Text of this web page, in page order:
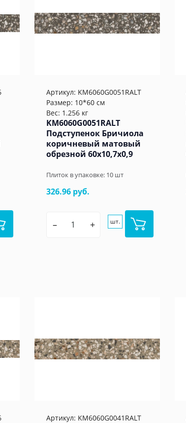
Артикул: KM6060G0051RALT
Размер: 10*60 см
Вес: 1.256 кг
KM6060G0051RALT
Подступенок Бричиола
коричневый матовый
обрезной 60x10,7x0,9
Плиток в упаковке: 10 шт
326.96 руб.
– + шт.
Артикул: KM6060G0041RALT